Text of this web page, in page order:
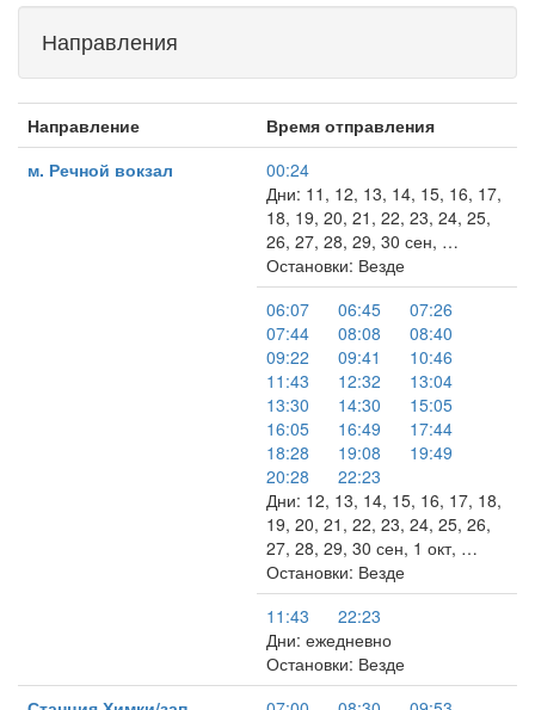
Направления
Направление
Время отправления
м. Речной вокзал
00:24
Дни: 11, 12, 13, 14, 15, 16, 17,
18, 19, 20, 21, 22, 23, 24, 25,
26, 27, 28, 29, 30 сен, …
Остановки: Везде
06:07
06:45
07:26
07:44
08:08
08:40
09:22
09:41
10:46
11:43
12:32
13:04
13:30
14:30
15:05
16:05
16:49
17:44
18:28
19:08
19:49
20:28
22:23
Дни: 12, 13, 14, 15, 16, 17, 18,
19, 20, 21, 22, 23, 24, 25, 26,
27, 28, 29, 30 сен, 1 окт, …
Остановки: Везде
11:43
22:23
Дни: ежедневно
Остановки: Везде